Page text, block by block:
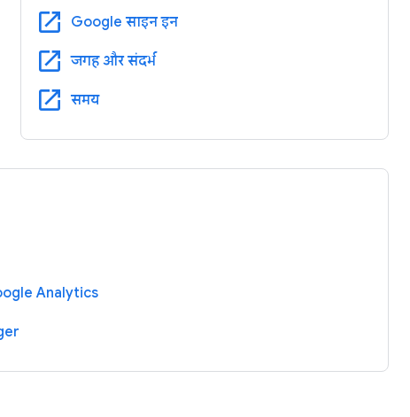
open_in_new Google साइन इन
open_in_new जगह और संदर्भ
open_in_new समय
Analytics